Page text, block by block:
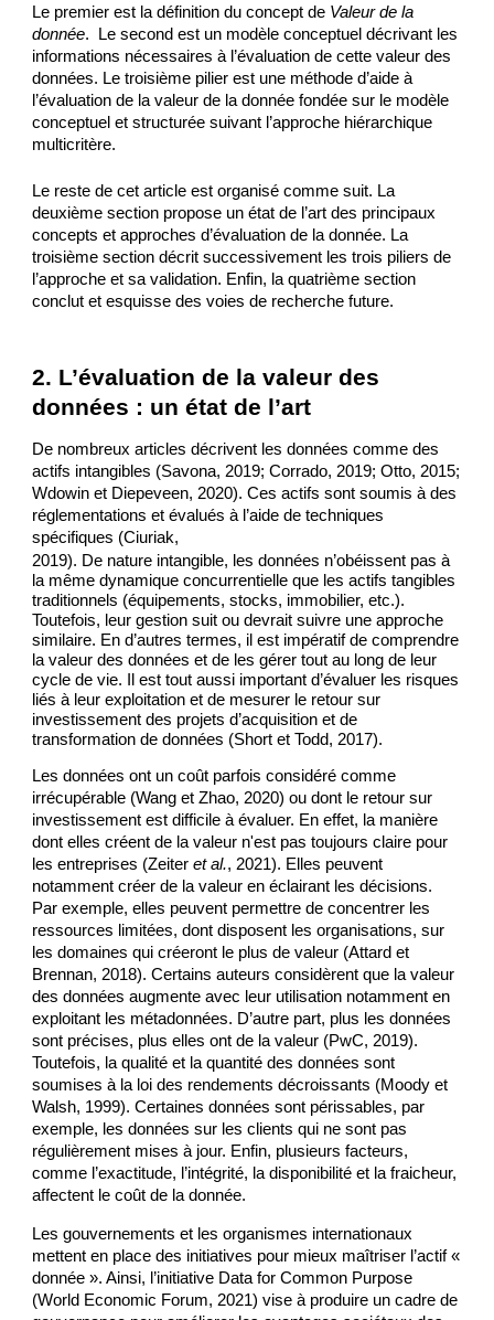
Le premier est la définition du concept de Valeur de la
donnée.  Le second est un modèle conceptuel décrivant les
informations nécessaires à l’évaluation de cette valeur des
données. Le troisième pilier est une méthode d’aide à
l’évaluation de la valeur de la donnée fondée sur le modèle
conceptuel et structurée suivant l’approche hiérarchique
multicritère.
Le reste de cet article est organisé comme suit. La
deuxième section propose un état de l’art des principaux
concepts et approches d’évaluation de la donnée. La
troisième section décrit successivement les trois piliers de
l’approche et sa validation. Enfin, la quatrième section
conclut et esquisse des voies de recherche future.
2. L’évaluation de la valeur des
données : un état de l’art
De nombreux articles décrivent les données comme des
actifs intangibles (Savona, 2019; Corrado, 2019; Otto, 2015;
Wdowin et Diepeveen, 2020). Ces actifs sont soumis à des
réglementations et évalués à l’aide de techniques
spécifiques (Ciuriak,
2019). De nature intangible, les données n’obéissent pas à
la même dynamique concurrentielle que les actifs tangibles
traditionnels (équipements, stocks, immobilier, etc.).
Toutefois, leur gestion suit ou devrait suivre une approche
similaire. En d’autres termes, il est impératif de comprendre
la valeur des données et de les gérer tout au long de leur
cycle de vie. Il est tout aussi important d’évaluer les risques
liés à leur exploitation et de mesurer le retour sur
investissement des projets d’acquisition et de
transformation de données (Short et Todd, 2017).
Les données ont un coût parfois considéré comme
irrécupérable (Wang et Zhao, 2020) ou dont le retour sur
investissement est difficile à évaluer. En effet, la manière
dont elles créent de la valeur n'est pas toujours claire pour
les entreprises (Zeiter et al., 2021). Elles peuvent
notamment créer de la valeur en éclairant les décisions.
Par exemple, elles peuvent permettre de concentrer les
ressources limitées, dont disposent les organisations, sur
les domaines qui créeront le plus de valeur (Attard et
Brennan, 2018). Certains auteurs considèrent que la valeur
des données augmente avec leur utilisation notamment en
exploitant les métadonnées. D’autre part, plus les données
sont précises, plus elles ont de la valeur (PwC, 2019).
Toutefois, la qualité et la quantité des données sont
soumises à la loi des rendements décroissants (Moody et
Walsh, 1999). Certaines données sont périssables, par
exemple, les données sur les clients qui ne sont pas
régulièrement mises à jour. Enfin, plusieurs facteurs,
comme l’exactitude, l’intégrité, la disponibilité et la fraicheur,
affectent le coût de la donnée.
Les gouvernements et les organismes internationaux
mettent en place des initiatives pour mieux maîtriser l’actif «
donnée ». Ainsi, l’initiative Data for Common Purpose
(World Economic Forum, 2021) vise à produire un cadre de